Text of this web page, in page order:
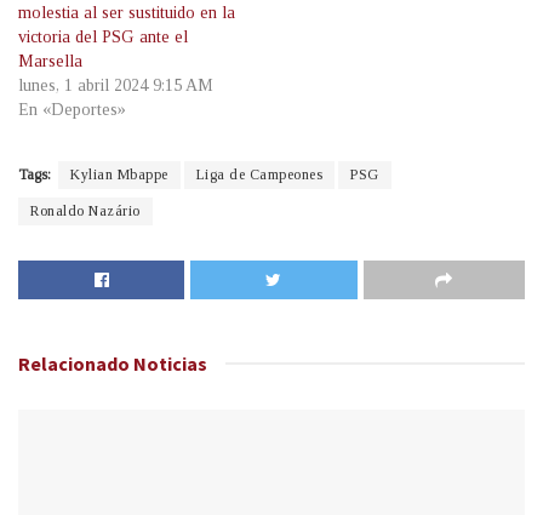
molestia al ser sustituido en la
victoria del PSG ante el
Marsella
lunes, 1 abril 2024 9:15 AM
En «Deportes»
Tags: Kylian Mbappe Liga de Campeones PSG
Ronaldo Nazário
Relacionado Noticias